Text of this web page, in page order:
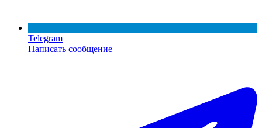
Telegram
Написать сообщение